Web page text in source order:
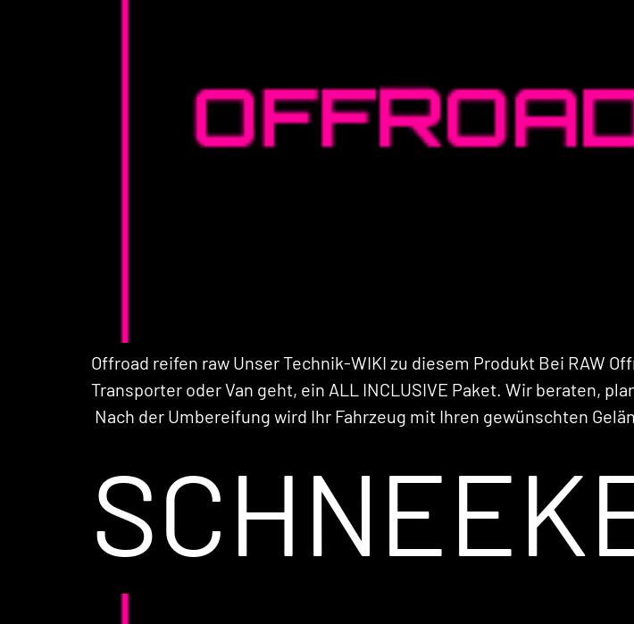
Offroad reifen raw Unser Technik-WIKI zu diesem Produkt Bei RAW
Transporter oder Van geht, ein ALL INCLUSIVE Paket. Wir beraten,
Nach der Umbereifung wird Ihr Fahrzeug mit Ihren gewünschten